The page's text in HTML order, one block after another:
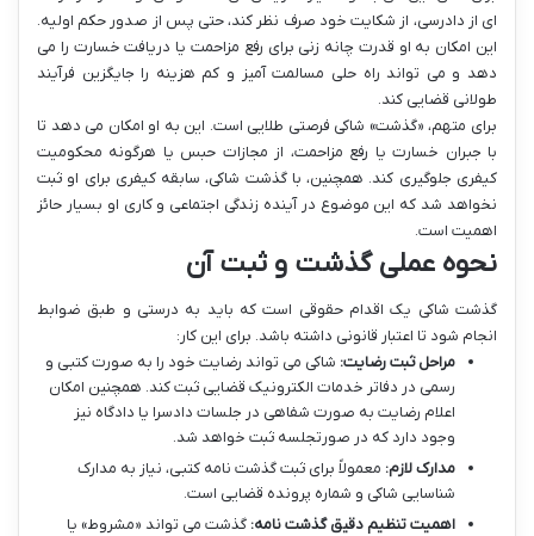
ای از دادرسی، از شکایت خود صرف نظر کند، حتی پس از صدور حکم اولیه.
این امکان به او قدرت چانه زنی برای رفع مزاحمت یا دریافت خسارت را می
دهد و می تواند راه حلی مسالمت آمیز و کم هزینه را جایگزین فرآیند
طولانی قضایی کند.
برای متهم، «گذشت» شاکی فرصتی طلایی است. این به او امکان می دهد تا
با جبران خسارت یا رفع مزاحمت، از مجازات حبس یا هرگونه محکومیت
کیفری جلوگیری کند. همچنین، با گذشت شاکی، سابقه کیفری برای او ثبت
نخواهد شد که این موضوع در آینده زندگی اجتماعی و کاری او بسیار حائز
اهمیت است.
نحوه عملی گذشت و ثبت آن
گذشت شاکی یک اقدام حقوقی است که باید به درستی و طبق ضوابط
انجام شود تا اعتبار قانونی داشته باشد. برای این کار:
مراحل ثبت رضایت: شاکی می تواند رضایت خود را به صورت کتبی و
رسمی در دفاتر خدمات الکترونیک قضایی ثبت کند. همچنین امکان
اعلام رضایت به صورت شفاهی در جلسات دادسرا یا دادگاه نیز
وجود دارد که در صورتجلسه ثبت خواهد شد.
مدارک لازم: معمولاً برای ثبت گذشت نامه کتبی، نیاز به مدارک
شناسایی شاکی و شماره پرونده قضایی است.
اهمیت تنظیم دقیق گذشت نامه: گذشت می تواند «مشروط» یا